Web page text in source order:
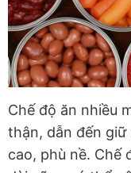
Chế độ ăn nhiều
thận, dẫn đến
cao, phù nề. Chế